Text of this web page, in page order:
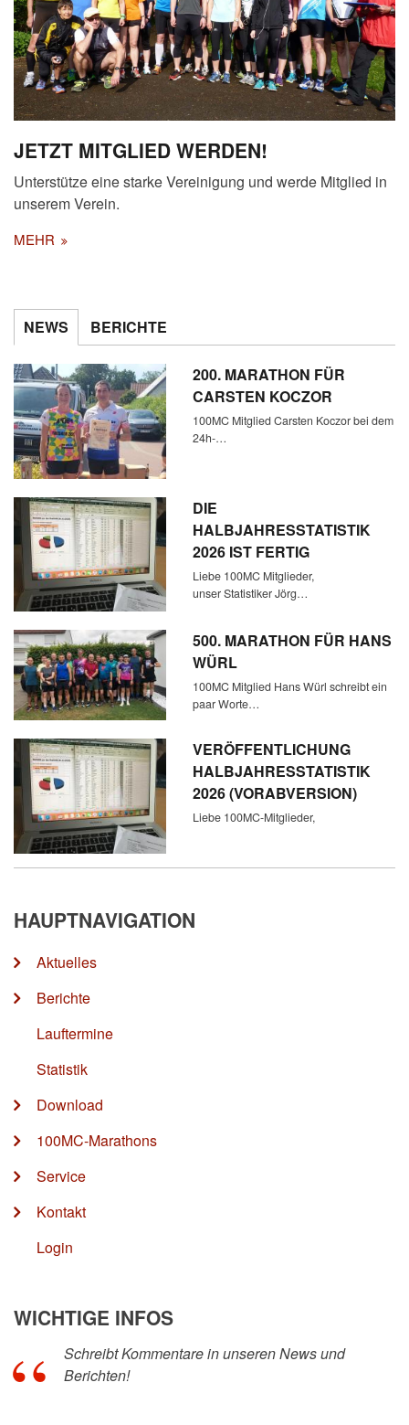
JETZT MITGLIED WERDEN!
Unterstütze eine starke Vereinigung und werde Mitglied in
unserem Verein.
MEHR
NEWS BERICHTE
200. MARATHON FÜR
CARSTEN KOCZOR
100MC Mitglied Carsten Koczor bei dem
24h-…
DIE
HALBJAHRESSTATISTIK
2026 IST FERTIG
Liebe 100MC Mitglieder,
unser Statistiker Jörg…
500. MARATHON FÜR HANS
WÜRL
100MC Mitglied Hans Würl schreibt ein
paar Worte…
VERÖFFENTLICHUNG
HALBJAHRESSTATISTIK
2026 (VORABVERSION)
Liebe 100MC-Mitglieder,
HAUPTNAVIGATION
Aktuelles
Berichte
Lauftermine
Statistik
Download
100MC-Marathons
Service
Kontakt
Login
WICHTIGE INFOS
Schreibt Kommentare in unseren News und
Berichten!